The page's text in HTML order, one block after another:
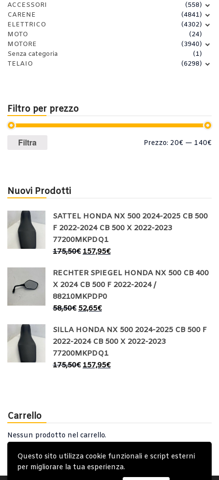
Questo sito utilizza cookie funzionali e script esterni
per migliorare la tua esperienza.
ACCESSORI
(558)
CARENE
(4841)
ELETTRICO
(4302)
MOTO
(24)
MOTORE
(3940)
Senza categoria
(1)
TELAIO
(6298)
Filtro per prezzo
Prezzo
Prezzo
Filtra Prezzo: 20€ — 140€
Nuovi Prodotti
SATTEL HONDA NX 500 2024-2025 CB 500
F 2022-2024 CB 500 X 2022-2023
77200MKPDQ1
175,50€ 157,95€
RECHTER SPIEGEL HONDA NX 500 CB 400
X 2024 CB 500 F 2022-2024 /
88210MKPDP0
58,50€ 52,65€
SILLA HONDA NX 500 2024-2025 CB 500 F
2022-2024 CB 500 X 2022-2023
77200MKPDQ1
175,50€ 157,95€
Carrello
Nessun prodotto nel carrello.